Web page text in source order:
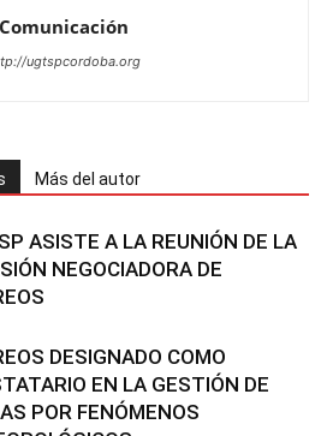
Comunicación
ugtspcordoba.org
Más del autor
ASISTE A LA REUNIÓN DE LA
NEGOCIADORA DE
DESIGNADO COMO
EN LA GESTIÓN DE
POR FENÓMENOS